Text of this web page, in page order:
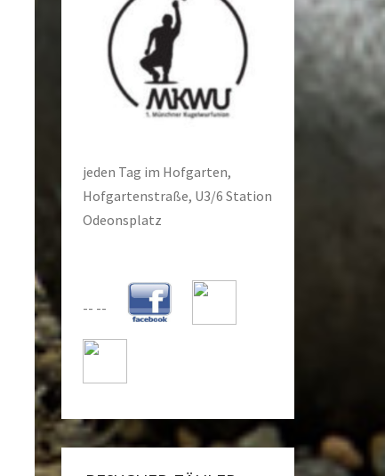
jeden Tag im Hofgarten,
Hofgartenstraße, U3/6 Station
Odeonsplatz
-- --